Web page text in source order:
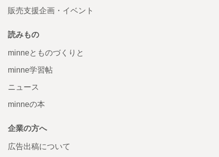
販売支援企画・イベント
読みもの
minneとものづくりと
minne学習帖
ニュース
minneの本
企業の方へ
広告出稿について